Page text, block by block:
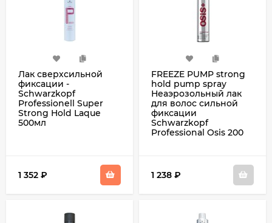
Лак сверхсильной
фиксации -
Schwarzkopf
Professionell Super
Strong Hold Laque
500мл
1 352 ₽
FREEZE PUMP strong
hold pump spray
Неаэрозольный лак
для волос сильной
фиксации
Schwarzkopf
Professional Osis 200
1 238 ₽